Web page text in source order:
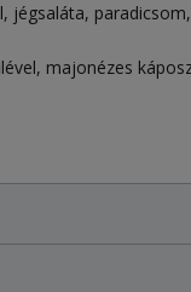
jégsaláta paradicsom
majonézes